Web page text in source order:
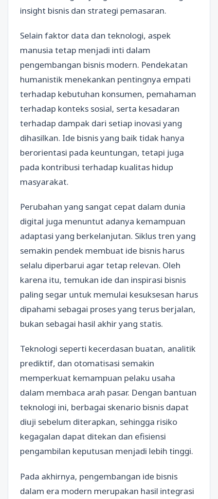
insight bisnis dan strategi pemasaran.
Selain faktor data dan teknologi, aspek
manusia tetap menjadi inti dalam
pengembangan bisnis modern. Pendekatan
humanistik menekankan pentingnya empati
terhadap kebutuhan konsumen, pemahaman
terhadap konteks sosial, serta kesadaran
terhadap dampak dari setiap inovasi yang
dihasilkan. Ide bisnis yang baik tidak hanya
berorientasi pada keuntungan, tetapi juga
pada kontribusi terhadap kualitas hidup
masyarakat.
Perubahan yang sangat cepat dalam dunia
digital juga menuntut adanya kemampuan
adaptasi yang berkelanjutan. Siklus tren yang
semakin pendek membuat ide bisnis harus
selalu diperbarui agar tetap relevan. Oleh
karena itu, temukan ide dan inspirasi bisnis
paling segar untuk memulai kesuksesan harus
dipahami sebagai proses yang terus berjalan,
bukan sebagai hasil akhir yang statis.
Teknologi seperti kecerdasan buatan, analitik
prediktif, dan otomatisasi semakin
memperkuat kemampuan pelaku usaha
dalam membaca arah pasar. Dengan bantuan
teknologi ini, berbagai skenario bisnis dapat
diuji sebelum diterapkan, sehingga risiko
kegagalan dapat ditekan dan efisiensi
pengambilan keputusan menjadi lebih tinggi.
Pada akhirnya, pengembangan ide bisnis
dalam era modern merupakan hasil integrasi